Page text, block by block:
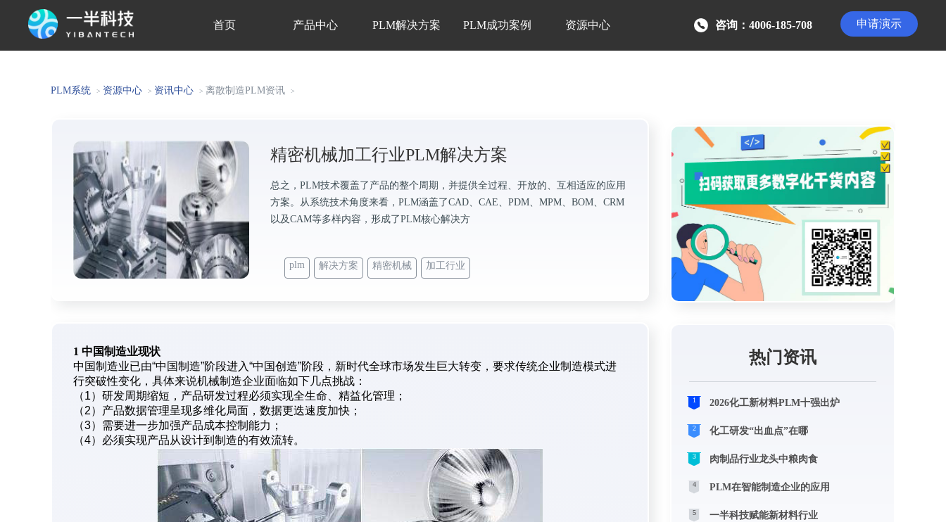
首页 产品中心 PLM解决方案 PLM成功案例 资源中心 申请演示
咨询：4006-185-708
PLM系统 > 资源中心 > 资讯中心 > 离散制造PLM资讯 >
精密机械加工行业PLM解决方案
总之，PLM技术覆盖了产品的整个周期，并提供全过程、开放的、互相适应的应用
方案。从系统技术角度来看，PLM涵盖了CAD、CAE、PDM、MPM、BOM、CRM
以及CAM等多样内容，形成了PLM核心解决方
plm 解决方案 精密机械 加工行业
1 中国制造业现状
中国制造业已由“中国制造”阶段进入“中国创造”阶段，新时代全球市场发生巨大转变，要求传统企业制造模式进
行突破性变化，具体来说机械制造企业面临如下几点挑战：
（1）研发周期缩短，产品研发过程必须实现全生命、精益化管理；
（2）产品数据管理呈现多维化局面，数据更迭速度加快；
（3）需要进一步加强产品成本控制能力；
（4）必须实现产品从设计到制造的有效流转。
热门资讯
1 2026化工新材料PLM十强出炉
2 化工研发“出血点”在哪
3 肉制品行业龙头中粮肉食
4 PLM在智能制造企业的应用
5 一半科技赋能新材料行业